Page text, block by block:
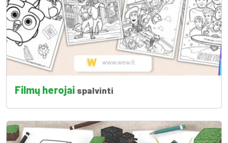
Filmų herojai spalvinti